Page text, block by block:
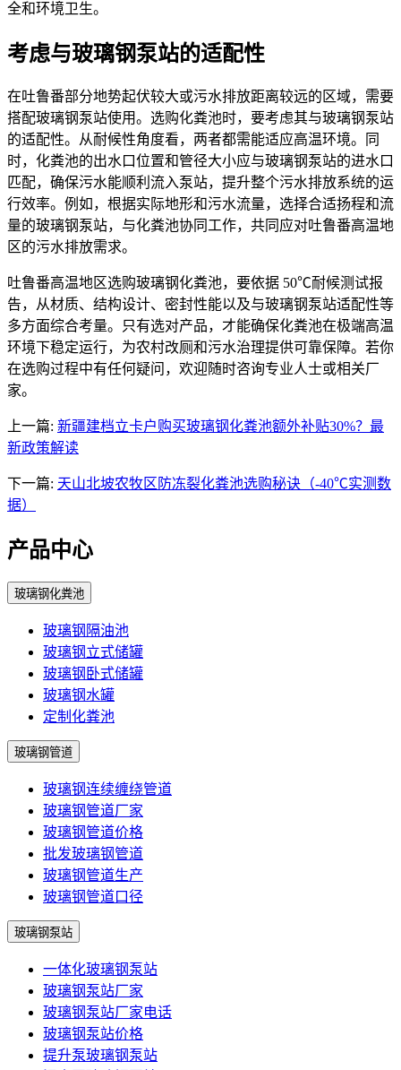
全和环境卫生。
考虑与玻璃钢泵站的适配性
在吐鲁番部分地势起伏较大或污水排放距离较远的区域，需要
搭配玻璃钢泵站使用。选购化粪池时，要考虑其与玻璃钢泵站
的适配性。从耐候性角度看，两者都需能适应高温环境。同
时，化粪池的出水口位置和管径大小应与玻璃钢泵站的进水口
匹配，确保污水能顺利流入泵站，提升整个污水排放系统的运
行效率。例如，根据实际地形和污水流量，选择合适扬程和流
量的玻璃钢泵站，与化粪池协同工作，共同应对吐鲁番高温地
区的污水排放需求。
吐鲁番高温地区选购玻璃钢化粪池，要依据 50℃耐候测试报
告，从材质、结构设计、密封性能以及与玻璃钢泵站适配性等
多方面综合考量。只有选对产品，才能确保化粪池在极端高温
环境下稳定运行，为农村改厕和污水治理提供可靠保障。若你
在选购过程中有任何疑问，欢迎随时咨询专业人士或相关厂
家。
上一篇: 新疆建档立卡户购买玻璃钢化粪池额外补贴30%？最
新政策解读
下一篇: 天山北坡农牧区防冻裂化粪池选购秘诀（-40℃实测数
据）
产品中心
玻璃钢化粪池
玻璃钢隔油池
玻璃钢立式储罐
玻璃钢卧式储罐
玻璃钢水罐
定制化粪池
玻璃钢管道
玻璃钢连续缠绕管道
玻璃钢管道厂家
玻璃钢管道价格
批发玻璃钢管道
玻璃钢管道生产
玻璃钢管道口径
玻璃钢泵站
一体化玻璃钢泵站
玻璃钢泵站厂家
玻璃钢泵站厂家电话
玻璃钢泵站价格
提升泵玻璃钢泵站